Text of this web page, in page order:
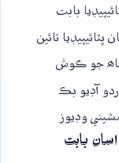
بابت
ڀٽائيپيڊيا تائين
جو ڪوش
آڊيو بڪ
وڊيوز
اسان بابت